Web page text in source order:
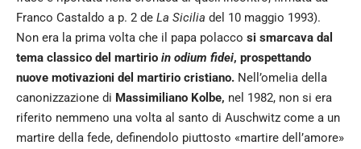
Franco Castaldo a p. 2 de La Sicilia del 10 maggio 1993).
Non era la prima volta che il papa polacco si smarcava dal
tema classico del martirio in odium fidei, prospettando
nuove motivazioni del martirio cristiano. Nell’omelia della
canonizzazione di Massimiliano Kolbe, nel 1982, non si era
riferito nemmeno una volta al santo di Auschwitz come a un
martire della fede, definendolo piuttosto «martire dell’amore»